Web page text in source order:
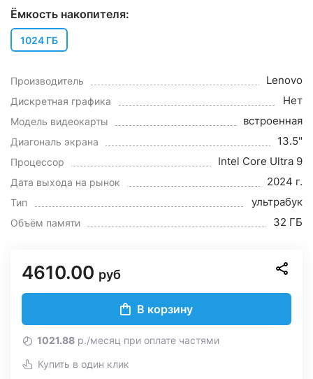
Ёмкость накопителя:
1024 ГБ
Производитель Lenovo
Дискретная графика Нет
Модель видеокарты встроенная
Диагональ экрана 13.5"
Процессор Intel Core Ultra 9
Дата выхода на рынок 2024 г.
Тип ультрабук
Объём памяти 32 ГБ
4610.00 руб
В корзину
1021.88 р./месяц при оплате частями
Купить в один клик